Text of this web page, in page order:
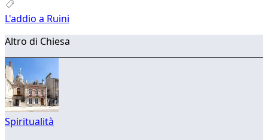
L'addio a Ruini
Altro di Chiesa
Spiritualità